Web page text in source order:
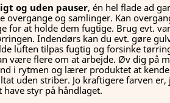
og uden pauser, én hel flade ad
overgange og samlinger. Kan
for at holde dem fugtige. Brug evt.
Indendørs kan du evt. gøre
luften tilpas fugtig og forsinke
være flere om at arbejde. Øv dig på
i rytmen og lærer produktet at
uden striber. Jo kraftigere farven er,
have styr på håndlaget.